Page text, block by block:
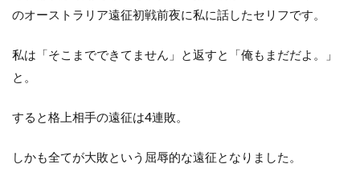
のオーストラリア遠征初戦前夜に私に話したセリフです。
私は「そこまでできてません」と返すと「俺もまだだよ。」
と。
すると格上相手の遠征は4連敗。
しかも全てが大敗という屈辱的な遠征となりました。